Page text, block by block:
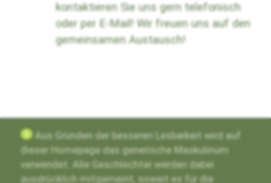
kontaktieren Sie uns gern telefonisch
oder per E-Mail! Wir freuen uns auf den
gemeinsamen Austausch!
g Aus Gründen der besseren Lesbarkeit wird auf
dieser Homepage das generische Maskulinum
verwendet. Alle Geschlechter werden dabei
ausdrücklich mitgemeint, soweit es für die